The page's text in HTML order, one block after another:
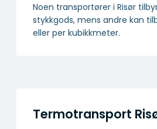
Noen transportører i Risør
stykkgods, mens andre kan
eller per kubikkmeter.
Termotransport